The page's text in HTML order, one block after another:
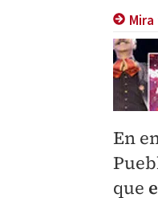
En
que